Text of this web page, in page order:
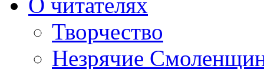
О читателях
Творчество
Незрячие